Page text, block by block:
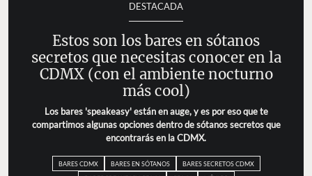
DESTACADA
Estos son los bares en sótanos
secretos que necesitas conocer en la
CDMX (con el ambiente nocturno
más cool)
Los bares 'speakeasy' están en auge, y es por eso que te
compartimos algunas opciones dentro de sótanos secretos que
encontrarás en la CDMX.
BARES CDMX BARES EN SÓTANOS
BARES SECRETOS CDMX